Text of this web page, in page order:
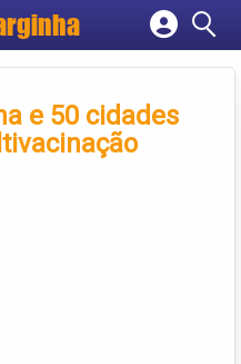
empresa
conta
e 50 cidades